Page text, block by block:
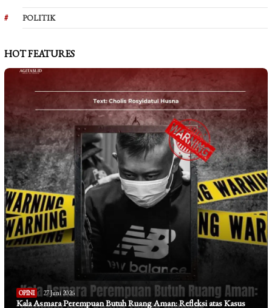
POLITIK
HOT FEATURES
OPINI 27 Juni 2026
Kala Asmara Perempuan Butuh Ruang Aman: Refleksi atas Kasus